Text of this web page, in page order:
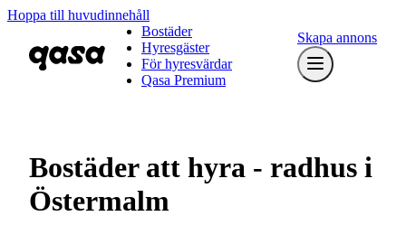
Hoppa till huvudinnehåll
Bostäder
Hyresgäster
För hyresvärdar
Qasa Premium
Skapa annons
Bostäder att hyra - radhus i
Östermalm